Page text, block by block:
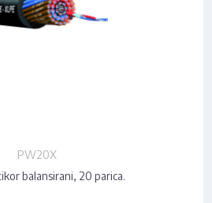
PW20X
balansirani, 20 parica.